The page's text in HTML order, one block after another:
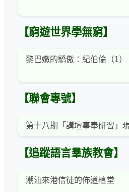
【窮遊世界學無窮】
黎巴嫩的驕傲：紀伯倫（1）
【聯會專號】
第十八期「講壇事奉研習」
【追蹤語言羣族教會】
潮汕來港信徒的佈道植堂